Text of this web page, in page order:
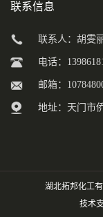
联系信息
联系人：胡雯
电话：
邮箱：
地址：天门市
湖北拓邦化工
技术